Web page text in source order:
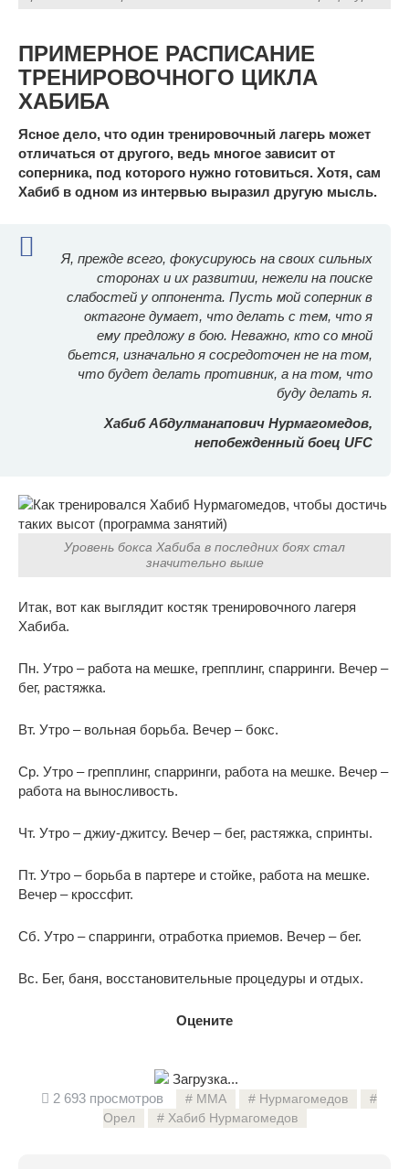
ПРИМЕРНОЕ РАСПИСАНИЕ
ТРЕНИРОВОЧНОГО ЦИКЛА
ХАБИБА
Ясное дело, что один тренировочный лагерь может
отличаться от другого, ведь многое зависит от
соперника, под которого нужно готовиться. Хотя, сам
Хабиб в одном из интервью выразил другую мысль.
Я, прежде всего, фокусируюсь на своих сильных
сторонах и их развитии, нежели на поиске
слабостей у оппонента. Пусть мой соперник в
октагоне думает, что делать с тем, что я
ему предложу в бою. Неважно, кто со мной
бьется, изначально я сосредоточен не на том,
что будет делать противник, а на том, что
буду делать я.
Хабиб Абдулманапович Нурмагомедов,
непобежденный боец UFC
Уровень бокса Хабиба в последних боях стал
значительно выше
Итак, вот как выглядит костяк тренировочного лагеря
Хабиба.
Пн. Утро – работа на мешке, грепплинг, спарринги. Вечер –
бег, растяжка.
Вт. Утро – вольная борьба. Вечер – бокс.
Ср. Утро – грепплинг, спарринги, работа на мешке. Вечер –
работа на выносливость.
Чт. Утро – джиу-джитсу. Вечер – бег, растяжка, спринты.
Пт. Утро – борьба в партере и стойке, работа на мешке.
Вечер – кроссфит.
Сб. Утро – спарринги, отработка приемов. Вечер – бег.
Вс. Бег, баня, восстановительные процедуры и отдых.
Оцените
Загрузка...
2 693 просмотров
ММА
Нурмагомедов
Орел
Хабиб Нурмагомедов